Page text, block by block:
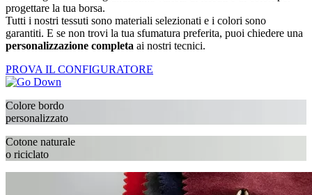
progettare la tua borsa.
Tutti i nostri tessuti sono materiali selezionati e i colori sono
garantiti. E se non trovi la tua sfumatura preferita, puoi chiedere una
personalizzazione completa ai nostri tecnici.
PROVA IL CONFIGURATORE
Colore bordo
personalizzato
Cotone naturale
o riciclato